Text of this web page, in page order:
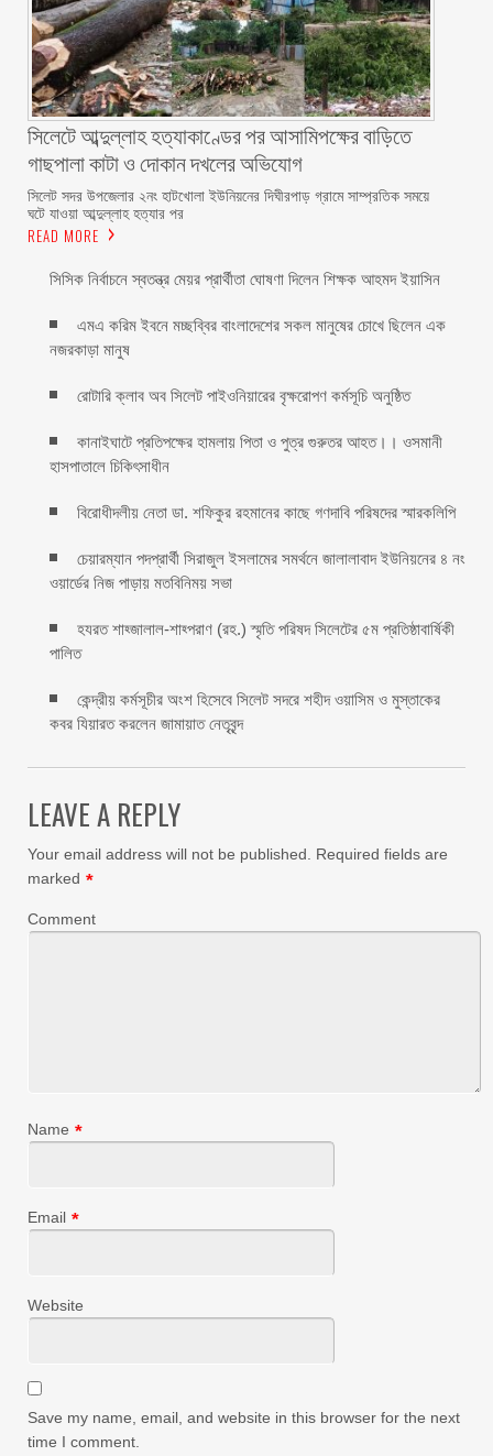
সিলেটে আব্দুল্লাহ হত্যাকাণ্ডের পর আসামিপক্ষের বাড়িতে
গাছপালা কাটা ও দোকান দখলের অভিযোগ
সিলেট সদর উপজেলার ২নং হাটখোলা ইউনিয়নের দিঘীরপাড় গ্রামে সাম্প্রতিক সময়ে
ঘটে যাওয়া আব্দুল্লাহ হত্যার পর
READ MORE
সিসিক নির্বাচনে স্বতন্ত্র মেয়র প্রার্থীতা ঘোষণা দিলেন শিক্ষক আহমদ ইয়াসিন
এমএ করিম ইবনে মচ্ছব্বির বাংলাদেশের সকল মানুষের চোখে ছিলেন এক
নজরকাড়া মানুষ ‎
রোটারি ক্লাব অব সিলেট পাইওনিয়ারের বৃক্ষরোপণ কর্মসূচি অনুষ্ঠিত
কানাইঘাটে প্রতিপক্ষের হামলায় পিতা ও পুত্র গুরুতর আহত।। ওসমানী
হাসপাতালে চিকিৎসাধীন
বিরোধীদলীয় নেতা ডা. শফিকুর রহমানের কাছে গণদাবি পরিষদের স্মারকলিপি ‎
চেয়ারম্যান পদপ্রার্থী সিরাজুল ইসলামের সমর্থনে জালালাবাদ ইউনিয়নের ৪ নং
ওয়ার্ডের নিজ পাড়ায় মতবিনিময় সভা
হযরত শাহ্জালাল-শাহ্পরাণ (রহ.) স্মৃতি পরিষদ সিলেটের ৫ম প্রতিষ্ঠাবার্ষিকী
পালিত ‎​
কেন্দ্রীয় কর্মসূচীর অংশ হিসেবে সিলেট সদরে শহীদ ওয়াসিম ও মুস্তাকের
কবর যিয়ারত করলেন জামায়াত নেতৃবৃন্দ ‎
LEAVE A REPLY
Your email address will not be published.
Required fields are
marked *
Comment
Name *
Email *
Website
Save my name, email, and website in this browser for the next
time I comment.